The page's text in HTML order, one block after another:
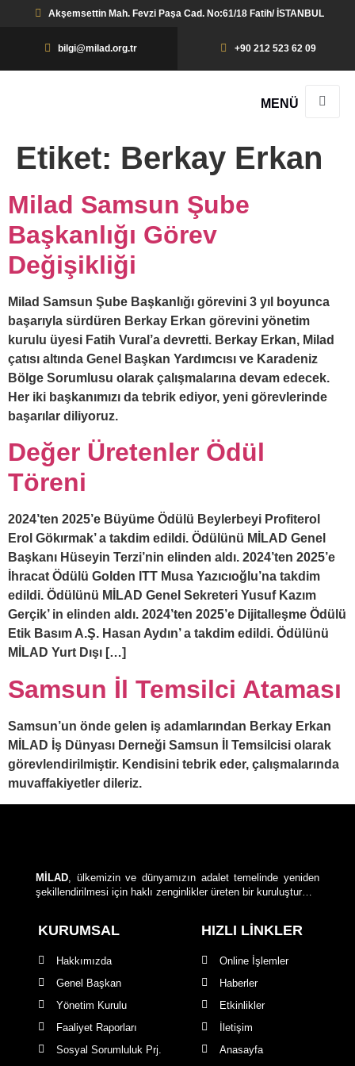
Akşemsettin Mah. Fevzi Paşa Cad. No:61/18 Fatih/ İSTANBUL
bilgi@milad.org.tr +90 212 523 62 09
MENÜ
Etiket: Berkay Erkan
Milad Samsun Şube
Başkanlığı Görev
Değişikliği
Milad Samsun Şube Başkanlığı görevini 3 yıl boyunca
başarıyla sürdüren Berkay Erkan görevini yönetim
kurulu üyesi Fatih Vural’a devretti. Berkay Erkan, Milad
çatısı altında Genel Başkan Yardımcısı ve Karadeniz
Bölge Sorumlusu olarak çalışmalarına devam edecek.
Her iki başkanımızı da tebrik ediyor, yeni görevlerinde
başarılar diliyoruz.
Değer Üretenler Ödül
Töreni
2024’ten 2025’e Büyüme Ödülü Beylerbeyi Profiterol
Erol Gökırmak’ a takdim edildi. Ödülünü MİLAD Genel
Başkanı Hüseyin Terzi’nin elinden aldı. 2024’ten 2025’e
İhracat Ödülü Golden ITT Musa Yazıcıoğlu’na takdim
edildi. Ödülünü MİLAD Genel Sekreteri Yusuf Kazım
Gerçik’ in elinden aldı. 2024’ten 2025’e Dijitalleşme Ödülü
Etik Basım A.Ş. Hasan Aydın’ a takdim edildi. Ödülünü
MİLAD Yurt Dışı […]
Samsun İl Temsilci Ataması
Samsun’un önde gelen iş adamlarından Berkay Erkan
MİLAD İş Dünyası Derneği Samsun İl Temsilcisi olarak
görevlendirilmiştir. Kendisini tebrik eder, çalışmalarında
muvaffakiyetler dileriz.
MİLAD, ülkemizin ve dünyamızın adalet temelinde yeniden
şekillendirilmesi için haklı zenginlikler üreten bir kuruluştur…
KURUMSAL
Hakkımızda
Genel Başkan
Yönetim Kurulu
Faaliyet Raporları
Sosyal Sorumluluk Prj.
HIZLI LİNKLER
Online İşlemler
Haberler
Etkinlikler
İletişim
Anasayfa